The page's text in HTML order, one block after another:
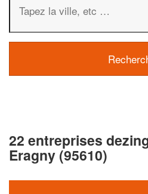
22 entreprises
Eragny (95610)